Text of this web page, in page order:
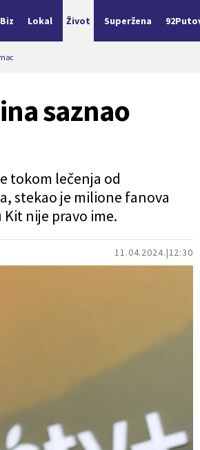
Biz Lokal Život Superžena
11.04.2024. 12:30
saznao
tokom lečenja od
stekao je milione fanova
nije pravo ime.